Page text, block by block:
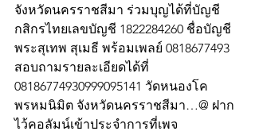
จังหวัดนครราชสีมา ร่วมบุญได้ที่บัญชี
กสิกรไทยเลขบัญชี 1822284260 ชื่อบัญชี
พระสุเทพ สุเมธี พร้อมเพลย์ 0818677493
สอบถามรายละเอียดได้ที่
08186774930999095141 วัดหนองโค
พรหมนิมิต จังหวัดนครราชสีมา…@ ฝาก
ไว้คอลัมน์เข้าประจำการที่เพจ